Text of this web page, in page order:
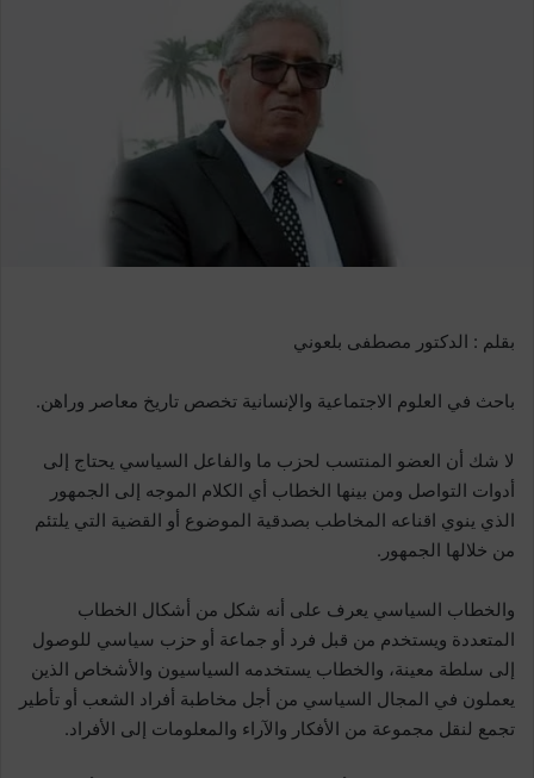
بقلم : الدكتور مصطفى بلعوني
باحث في العلوم الاجتماعية والإنسانية تخصص تاريخ معاصر وراهن.
لا شك أن العضو المنتسب لحزب ما والفاعل السياسي يحتاج إلى
أدوات التواصل ومن بينها الخطاب أي الكلام الموجه إلى الجمهور
الذي ينوي اقناعه المخاطب بصدقية الموضوع أو القضية التي يلتئم
من خلالها الجمهور.
والخطاب السياسي يعرف على أنه شكل من أشكال الخطاب
المتعددة ويستخدم من قبل فرد أو جماعة أو حزب سياسي للوصول
إلى سلطة معينة، والخطاب يستخدمه السياسيون والأشخاص الذين
يعملون في المجال السياسي من أجل مخاطبة أفراد الشعب أو تأطير
تجمع لنقل مجموعة من الأفكار والآراء والمعلومات إلى الأفراد.